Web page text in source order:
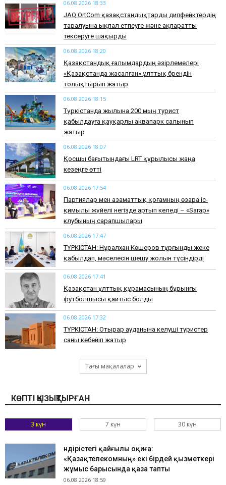
06.08.2026 18:33
JAQ.OrtCom қазақстандықтарды дипфейктердің
таралуына ықпал етпеуге және ақпаратты
тексеруге шақырды
06.08.2026 18:20
Қазақстандық ғалымдардың әзірлемелері
«Қазақстанда жасалған» ұлттық брендін
толықтырып жатыр
06.08.2026 18:15
Түркістанда жылына 200 мың турист
қабылдауға қауқарлы аквапарк салынып
жатыр
06.08.2026 18:07
Қосшы бағытындағы LRT құрылысы жаңа
кезеңге өтті
06.08.2026 17:54
Партиялар мен азаматтық қоғамның өзара іс-
қимылы жүйелі негізде артып келеді – «Sarap»
клубының сарапшылары
06.08.2026 17:47
ТҮРКІСТАН: Нұралхан Көшеров тұрғынды жеке
қабылдап, мәселесін шешу жолын түсіндірді
06.08.2026 17:41
Қазақстан ұлттық құрамасының бұрынғы
футболшысы қайтыс болды
06.08.2026 17:32
ТҮРКІСТАН: Отырар ауданына келуші туристер
саны көбейіп жатыр
Тағы мақалалар
КӨПТІ ҚЫЗЫҚТЫРҒАН
3 күн 7 күн 30 күн
Өндірістегі қайғылы оқиға:
«Қазақтелекомның» екі бірдей қызметкері
жұмыс барысында қаза тапты
06.08.2026 18:59